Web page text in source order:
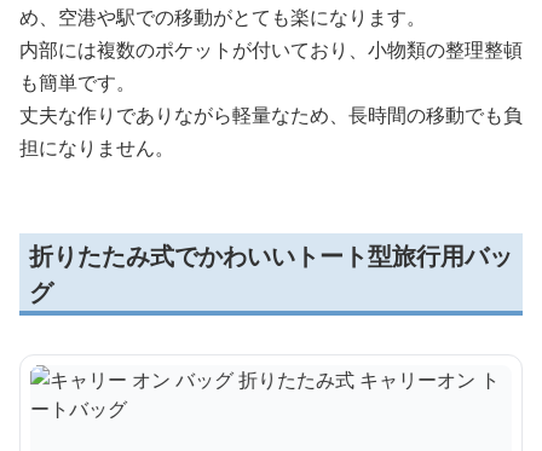
め、空港や駅での移動がとても楽になります。
内部には複数のポケットが付いており、小物類の整理整頓
も簡単です。
丈夫な作りでありながら軽量なため、長時間の移動でも負
担になりません。
折りたたみ式でかわいいトート型旅行用バッ
グ